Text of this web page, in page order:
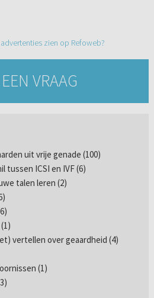
zien op Refoweb?
VRAAG
uit vrije genade (100)
tussen ICSI en IVF (6)
talen leren (2)
vertellen over geaardheid (4)
(1)